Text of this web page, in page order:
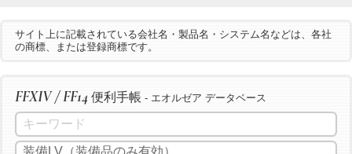
サイト上に記載されている会社名・製品名・システム名などは、各社
の商標、または登録商標です。
FFXIV / FF14 便利手帳 - エオルゼア データベース